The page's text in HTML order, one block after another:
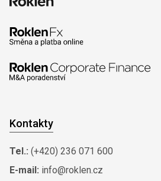
Kontakty
Tel.: (+420) 236 071 600
E-mail: info@roklen.cz